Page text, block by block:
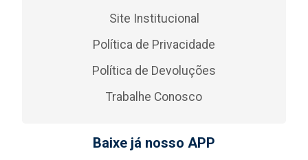
Site Institucional
Política de Privacidade
Política de Devoluções
Trabalhe Conosco
Baixe já nosso APP